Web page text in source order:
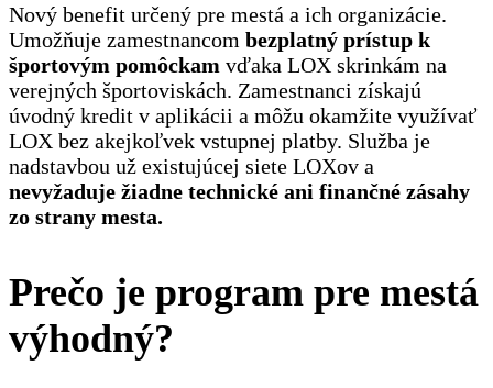
Nový benefit určený pre mestá a ich organizácie.
Umožňuje zamestnancom bezplatný prístup k
športovým pomôckam vďaka LOX skrinkám na
verejných športoviskách. Zamestnanci získajú
úvodný kredit v aplikácii a môžu okamžite využívať
LOX bez akejkoľvek vstupnej platby. Služba je
nadstavbou už existujúcej siete LOXov a
nevyžaduje žiadne technické ani finančné zásahy
zo strany mesta.
Prečo je program pre mestá
výhodný?